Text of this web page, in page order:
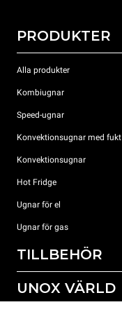
PRODUKTER
Alla produkter
Kombiugnar
Speed-ugnar
Konvektionsugnar med fukt
Konvektionsugnar
Hot Fridge
Ugnar för el
Ugnar för gas
TILLBEHÖR
Alla tillbehör
UNOX VÄRLD